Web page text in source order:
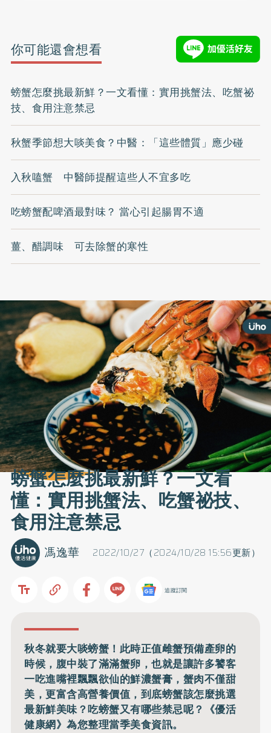
你可能還會想看
螃蟹怎麼挑最新鮮？一文看懂：實用挑蟹法、吃蟹祕
技、食用注意禁忌
秋蟹季節想大啖美食？中醫：「這些體質」應少碰
入秋嗑蟹 中醫師提醒這些人不宜多吃
吃螃蟹配啤酒最對味？ 當心引起腸胃不適
薑、醋調味 可去除蟹的寒性
螃蟹怎麼挑最新鮮？一文看
懂：實用挑蟹法、吃蟹祕技、
食用注意禁忌
2022/10/27（2024/10/28 15:56更新）
馮逸華
追蹤訂閱
秋冬就要大啖螃蟹！此時正值雌蟹預備產卵的
時候，腹中裝了滿滿蟹卵，也就是讓許多饕客
一吃進嘴裡飄飄欲仙的鮮濃蟹膏，蟹肉不僅甜
美，更富含高營養價值，到底螃蟹該怎麼挑選
最新鮮美味？吃螃蟹又有哪些禁忌呢？《優活
健康網》為您整理當季美食資訊。